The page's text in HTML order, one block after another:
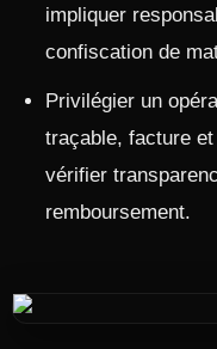
impliquer
confiscation de
Privilégier un
traçable, facture
vérifier
remboursement.